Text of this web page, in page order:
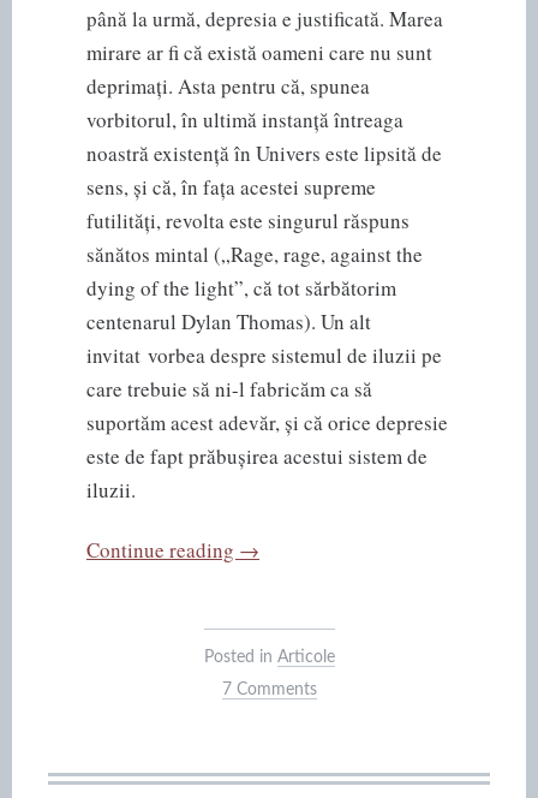
până la urmă, depresia e justificată. Marea
mirare ar fi că există oameni care nu sunt
deprimați. Asta pentru că, spunea
vorbitorul, în ultimă instanță întreaga
noastră existență în Univers este lipsită de
sens, și că, în fața acestei supreme
futilități, revolta este singurul răspuns
sănătos mintal („Rage, rage, against the
dying of the light”, că tot sărbătorim
centenarul Dylan Thomas). Un alt
invitat vorbea despre sistemul de iluzii pe
care trebuie să ni-l fabricăm ca să
suportăm acest adevăr, și că orice depresie
este de fapt prăbușirea acestui sistem de
iluzii.
Continue reading “Despre
și
depresie”
→
Posted in Articole
7 Comments